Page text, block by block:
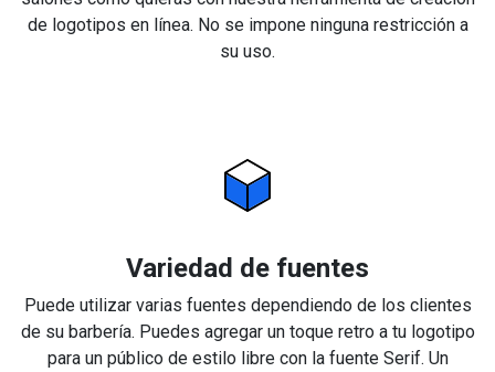
de logotipos en línea. No se impone ninguna restricción a
su uso.
Variedad de fuentes
Puede utilizar varias fuentes dependiendo de los clientes
de su barbería. Puedes agregar un toque retro a tu logotipo
para un público de estilo libre con la fuente Serif. Un